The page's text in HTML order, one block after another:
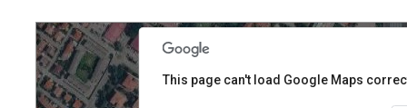
This page can't load Google Maps